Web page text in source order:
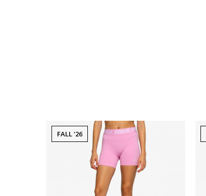
FALL '26